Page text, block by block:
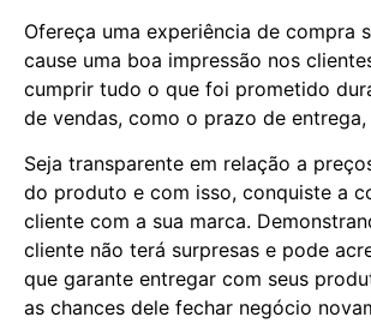
Ofereça uma experiência de compra
cause uma boa impressão nos
cumprir tudo o que foi prometido
de vendas, como o prazo de
Seja transparente em relação a
do produto e com isso, conquiste a
cliente com a sua marca.
cliente não terá surpresas e pode
que garante entregar com seus
as chances dele fechar negócio